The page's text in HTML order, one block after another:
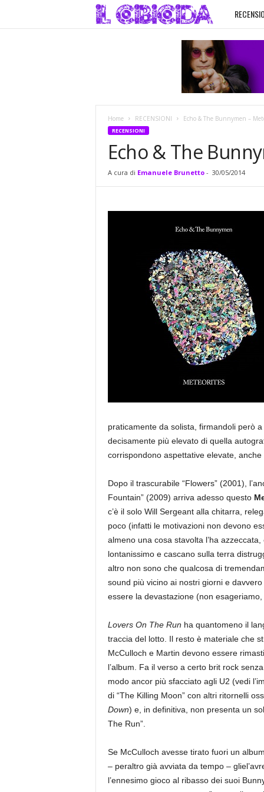
l
C
i
i
a
Home RECENSIONI Echo & The Bunnymen –
RECENSIONI
Echo & The
A cura di Emanuele Brunetto- 30/05/2014
praticamente da solista, firmandoli però
decisamente più elevato di quella
corrispondono aspettative elevate,
Dopo il trascurabile “Flowers” (2001),
Fountain” (2009) arriva adesso questo
c’è il solo Will Sergeant alla chitarra,
poco (infatti le motivazioni non devono
almeno una cosa stavolta l’ha
lontanissimo e cascano sulla terra
altro non sono che qualcosa di
sound più vicino ai nostri giorni e
essere la devastazione (non
Lovers On The Run ha quantomeno il
traccia del lotto. Il resto è materiale che
McCulloch e Martin devono essere
l’album. Fa il verso a certo brit rock
modo ancor più sfacciato agli U2 (vedi
di “The Killing Moon” con altri ritornelli
Down) e, in definitiva, non presenta un
The Run”.
Se McCulloch avesse tirato fuori un
– peraltro già avviata da tempo –
l’ennesimo gioco al ribasso dei suoi